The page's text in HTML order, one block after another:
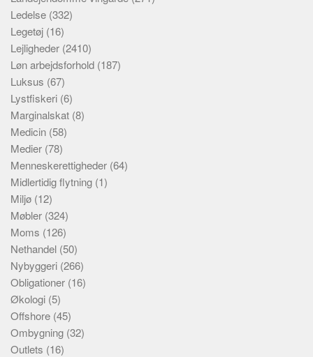
Ledelse (332)
Legetøj (16)
Lejligheder (2410)
Løn arbejdsforhold (187)
Luksus (67)
Lystfiskeri (6)
Marginalskat (8)
Medicin (58)
Medier (78)
Menneskerettigheder (64)
Midlertidig flytning (1)
Miljø (12)
Møbler (324)
Moms (126)
Nethandel (50)
Nybyggeri (266)
Obligationer (16)
Økologi (5)
Offshore (45)
Ombygning (32)
Outlets (16)